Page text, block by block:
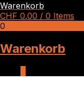
Warenkorb
CHF 0.00 / 0 Items
0
Warenkorb